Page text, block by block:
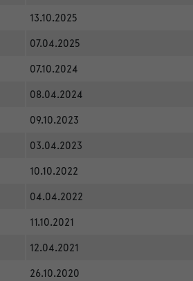
13.10.2025
07.04.2025
07.10.2024
08.04.2024
09.10.2023
03.04.2023
10.10.2022
04.04.2022
11.10.2021
12.04.2021
26.10.2020